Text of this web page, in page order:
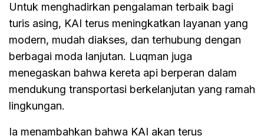
Untuk menghadirkan pengalaman terbaik bagi
turis asing, KAI terus meningkatkan layanan yang
modern, mudah diakses, dan terhubung dengan
berbagai moda lanjutan. Luqman juga
menegaskan bahwa kereta api berperan dalam
mendukung transportasi berkelanjutan yang ramah
lingkungan.
Ia menambahkan bahwa KAI akan terus